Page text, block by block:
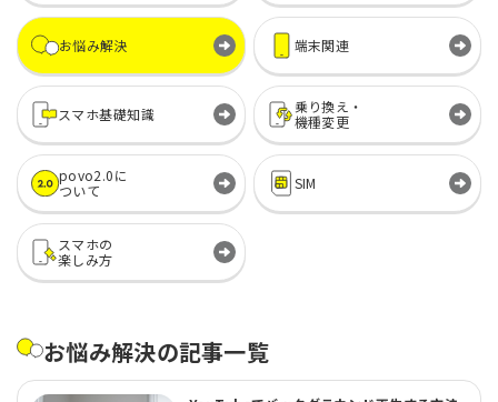
お悩み解決 端末関連
スマホ基礎知識
乗り換え・
機種変更
povo2.0に
ついて
SIM
スマホの
楽しみ方
お悩み解決の記事一覧